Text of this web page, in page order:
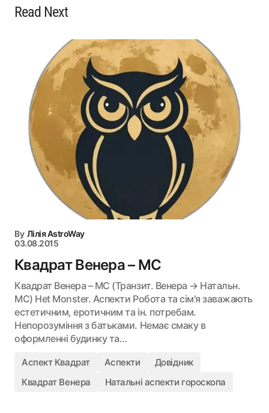
Read Next
By Лілія AstroWay
03.08.2015
Квадрат Венера – MC
Квадрат Венера – MC (Транзит. Венера → Натальн.
MC) Het Monster. Аспекти Робота та сім'я заважають
естетичним, еротичним та ін. потребам.
Непорозуміння з батьками. Немає смаку в
оформленні будинку та…
Аспект Квадрат Аспекти
Довідник
Квадрат Венера
Натальні аспекти гороскопа